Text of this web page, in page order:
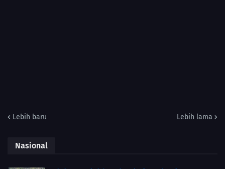
Lebih baru Lebih lama
Nasional